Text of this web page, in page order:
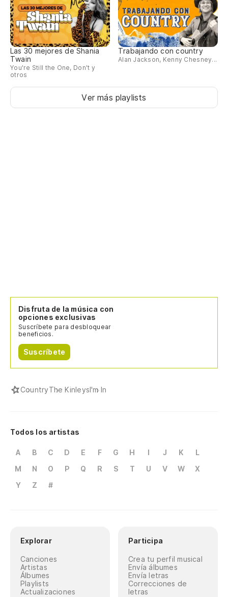
Las 30 mejores de Shania
Twain
You're Still the One, Don't y
otros
Trabajando con country
Alan Jackson, Kenny Chesney...
Ver más playlists
Disfruta de la música con
opciones exclusivas
Suscríbete para desbloquear
beneficios.
Suscríbete
CountryThe KinleysI'm In
Todos los artistas
A B C D E F G H I J K
L
M
N O P Q R S T U V W
X
Y
Z #
Explorar
Canciones
Artistas
Álbumes
Playlists
Actualizaciones
Participa
Crea tu perfil musical
Envía álbumes
Envía letras
Correcciones de
letras